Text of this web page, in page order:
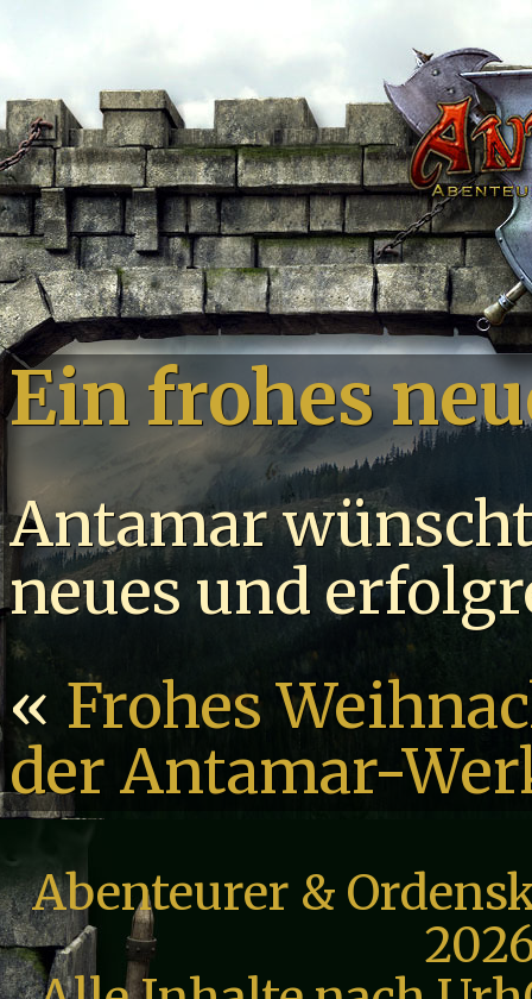
Ein frohes
Antamar
neues und
« Frohes
der Antamar-
Abenteurer &